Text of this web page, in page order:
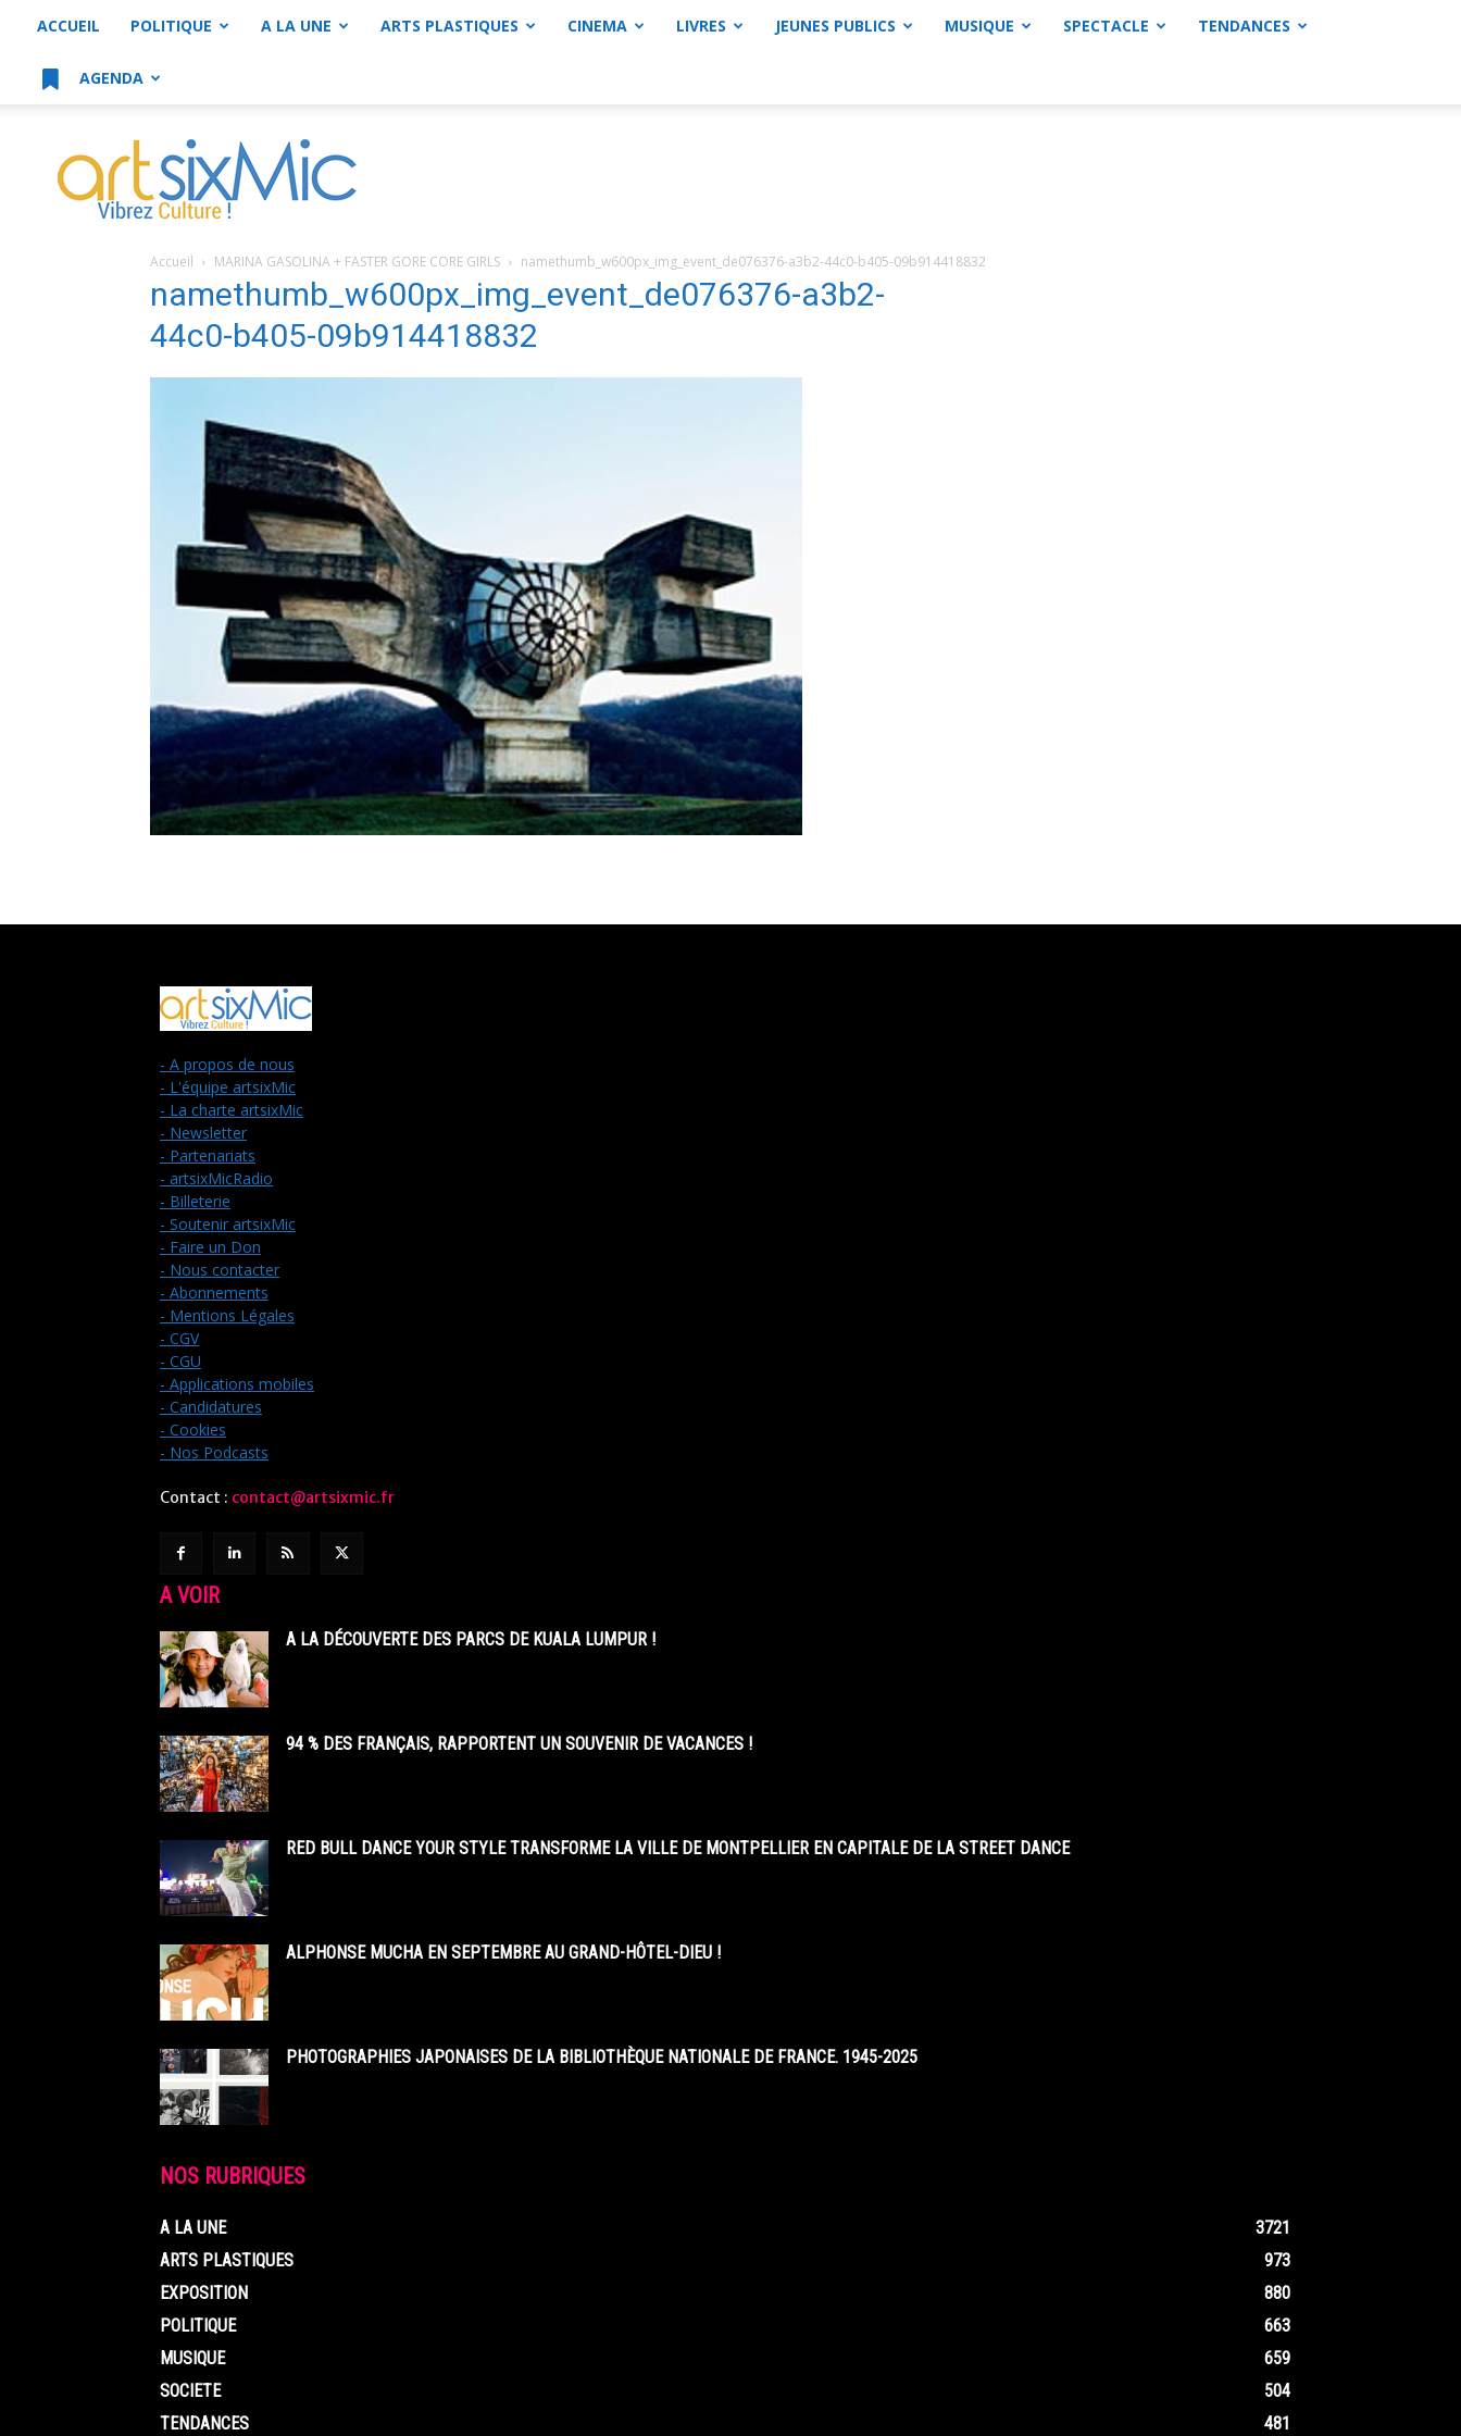
ACCUEIL POLITIQUE A LA UNE ARTS PLASTIQUES CINEMA LIVRES JEUNES PUBLICS MUSIQUE SPECTACLE TENDANCES
AGENDA
artsixMic
Accueil MARINA GASOLINA + FASTER GORE CORE GIRLS namethumb_w600px_img_event_de076376-a3b2-44c0-b405-09b914418832
namethumb_w600px_img_event_de076376-a3b2-
44c0-b405-09b914418832
- A propos de nous
- L'équipe artsixMic
- La charte artsixMic
- Newsletter
- Partenariats
- artsixMicRadio
- Billeterie
- Soutenir artsixMic
- Faire un Don
- Nous contacter
- Abonnements
- Mentions Légales
- CGV
- CGU
- Applications mobiles
- Candidatures
- Cookies
- Nos Podcasts
Contact : contact@artsixmic.fr
A VOIR
A LA DÉCOUVERTE DES PARCS DE KUALA LUMPUR !
94 % DES FRANÇAIS, RAPPORTENT UN SOUVENIR DE VACANCES !
RED BULL DANCE YOUR STYLE TRANSFORME LA VILLE DE MONTPELLIER EN CAPITALE DE LA STREET DANCE
ALPHONSE MUCHA EN SEPTEMBRE AU GRAND-HÔTEL-DIEU !
PHOTOGRAPHIES JAPONAISES DE LA BIBLIOTHÈQUE NATIONALE DE FRANCE. 1945-2025
NOS RUBRIQUES
A LA UNE
3721
ARTS PLASTIQUES
973
EXPOSITION
880
POLITIQUE
663
MUSIQUE
659
SOCIETE
504
TENDANCES
481